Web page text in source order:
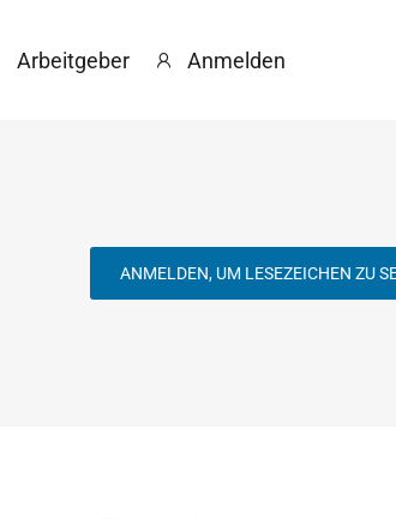
Arbeitgeber Anmelden
ANMELDEN, UM LESEZEICHEN ZU